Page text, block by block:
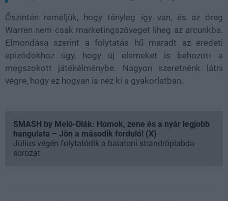
Őszintén reméljük, hogy tényleg így van, és az öreg
Warren nem csak marketingszöveget liheg az arcunkba.
Elmondása szerint a folytatás hű maradt az eredeti
epizódokhoz úgy, hogy új elemeket is behozott a
megszokott játékélménybe. Nagyon szeretnénk látni
végre, hogy ez hogyan is néz ki a gyakorlatban.
SMASH by Meló-Diák: Homok, zene és a nyár legjobb
hangulata – Jön a második forduló! (X)
Július végén folytatódik a balatoni strandröplabda-
sorozat.